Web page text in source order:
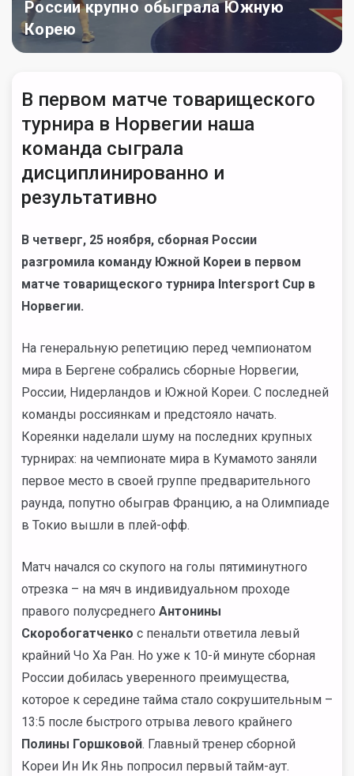
России крупно обыграла Южную
Корею
В первом матче товарищеского
турнира в Норвегии наша
команда сыграла
дисциплинированно и
результативно
В четверг, 25 ноября, сборная России
разгромила команду Южной Кореи в первом
матче товарищеского турнира Intersport Cup в
Норвегии.
На генеральную репетицию перед чемпионатом
мира в Бергене собрались сборные Норвегии,
России, Нидерландов и Южной Кореи. С последней
команды россиянкам и предстояло начать.
Кореянки наделали шуму на последних крупных
турнирах: на чемпионате мира в Кумамото заняли
первое место в своей группе предварительного
раунда, попутно обыграв Францию, а на Олимпиаде
в Токио вышли в плей-офф.
Матч начался со скупого на голы пятиминутного
отрезка – на мяч в индивидуальном проходе
правого полусреднего Антонины
Скоробогатченко с пенальти ответила левый
крайний Чо Ха Ран. Но уже к 10-й минуте сборная
России добилась уверенного преимущества,
которое к середине тайма стало сокрушительным –
13:5 после быстрого отрыва левого крайнего
Полины Горшковой. Главный тренер сборной
Кореи Ин Ик Янь попросил первый тайм-аут.